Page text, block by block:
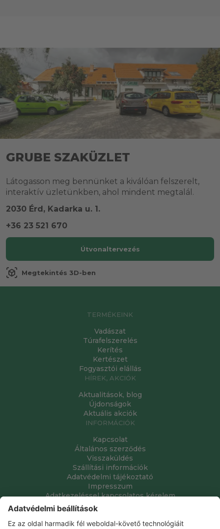
GRUBE SZAKÜZLET
Látogasson meg bennünket a kiválóan felszerelt,
interaktív üzletünkben, ahol mindent megtalál.
2030 Érd, Kadarka u. 1.
+36 23 521 670
Útvonaltervezés
view_in_ar Megtekintés 3D-ben
TERMÉKEINK
Vadászat
Túrafelszerelés
Kerítés
Kertészet
Fogyasztói elállás
HÍREK, AKCIÓK
Aktualitások, blog
Újdonságok
Aktuális akciók
INFORMÁCIÓK
Kapcsolat
Általános szerződés
Visszaküldés
Szállítási információk
Adatvédelmi tájékoztató
Impresszum
Adatkezeléssel kapcsolatos kérelem